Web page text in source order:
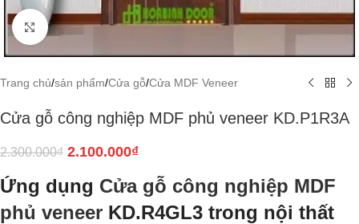
Click to enlarge
Trang chủ/sản phẩm/Cửa gỗ/Cửa MDF Veneer
Cửa gỗ công nghiệp MDF phủ veneer KD.P1R3A
2.300.000₫ 2.100.000₫
Ứng dụng Cửa gỗ công nghiệp MDF
phủ veneer KD.R4GL3 trong nội thất